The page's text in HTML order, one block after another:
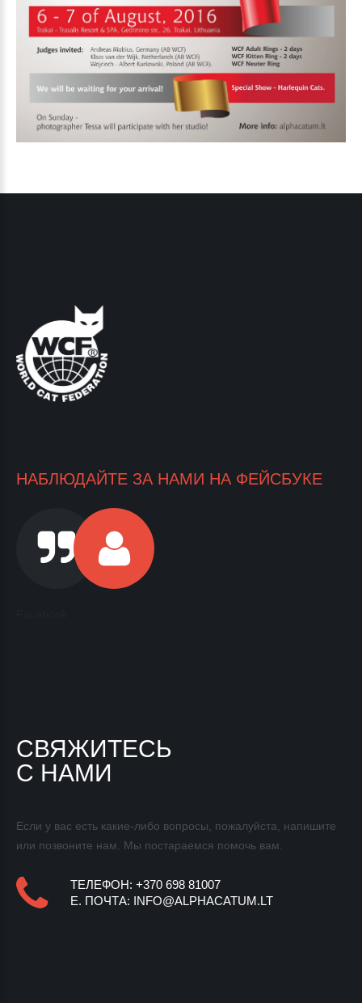
НАБЛЮДАЙТЕ ЗА НАМИ НА ФЕЙСБУКЕ
СВЯЖИТЕСЬ
С НАМИ
Если у вас есть какие-либо вопросы, пожалуйста, напишите
или позвоните нам. Мы постараемся помочь вам.
ТЕЛЕФОН: +370 698 81007
E. ПОЧТА: INFO@ALPHACATUM.LT